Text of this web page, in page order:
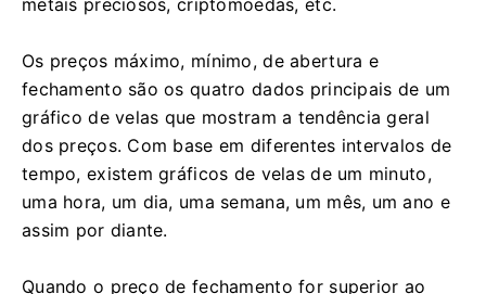
Os preços máximo, mínimo, de abertura e
fechamento são os quatro dados principais de um
gráfico de velas que mostram a tendência geral
dos preços. Com base em diferentes intervalos de
tempo, existem gráficos de velas de um minuto,
uma hora, um dia, uma semana, um mês, um ano e
assim por diante.
Quando o preço de fechamento for superior ao